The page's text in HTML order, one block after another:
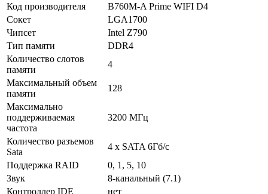
Код производителя
B760M-A Prime WIFI D4
Сокет
LGA1700
Чипсет
Intel Z790
Тип памяти
DDR4
Количество слотов
памяти
4
Максимальный объем
памяти
128
Максимально
поддерживаемая
частота
3200 МГц
Количество разъемов
Sata
4 х SATA 6Гб/с
Поддержка RAID
0, 1, 5, 10
Звук
8-канальный (7.1)
Контроллер IDE
нет